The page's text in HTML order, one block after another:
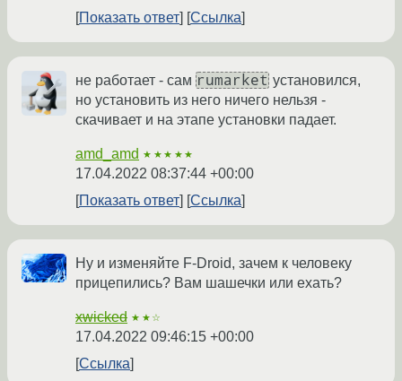
Показать ответ Ссылка
не работает - сам rumarket установился,
но установить из него ничего нельзя -
скачивает и на этапе установки падает.
amd_amd ★★★★★
17.04.2022 08:37:44 +00:00
Показать ответ
Ссылка
Ну и изменяйте F-Droid, зачем к человеку
прицепились? Вам шашечки или ехать?
xwicked ★★☆
17.04.2022 09:46:15 +00:00
Ссылка